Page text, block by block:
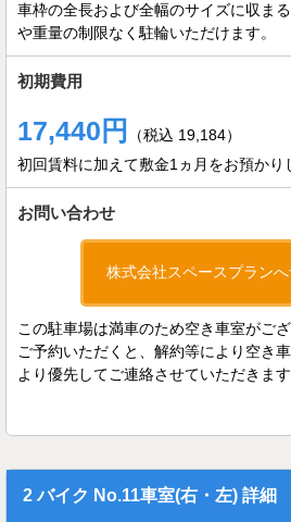
車枠の全長および全幅のサイズに収ま
や重量の制限なく駐輪いただけます。
初期費用
17,440円
（税込 19,184）
初回賃料に加えて敷金1ヵ月をお預かり
お問い合わせ
株式会社スペースプラン
この駐車場は満車のため空き車室がござ
ご予約いただくと、解約等により空き
より優先してご連絡させていただきます
2 バイク No.11車室(右・左) 詳細